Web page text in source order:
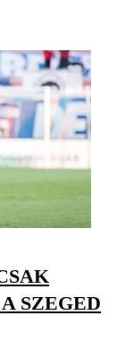
SZEGED